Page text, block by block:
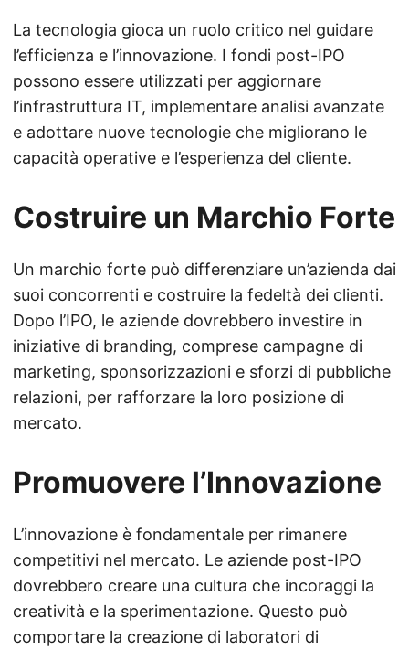
La tecnologia gioca un ruolo critico nel guidare
l’efficienza e l’innovazione. I fondi post-IPO
possono essere utilizzati per aggiornare
l’infrastruttura IT, implementare analisi avanzate
e adottare nuove tecnologie che migliorano le
capacità operative e l’esperienza del cliente.
Costruire un Marchio Forte
Un marchio forte può differenziare un’azienda dai
suoi concorrenti e costruire la fedeltà dei clienti.
Dopo l’IPO, le aziende dovrebbero investire in
iniziative di branding, comprese campagne di
marketing, sponsorizzazioni e sforzi di pubbliche
relazioni, per rafforzare la loro posizione di
mercato.
Promuovere l’Innovazione
L’innovazione è fondamentale per rimanere
competitivi nel mercato. Le aziende post-IPO
dovrebbero creare una cultura che incoraggi la
creatività e la sperimentazione. Questo può
comportare la creazione di laboratori di